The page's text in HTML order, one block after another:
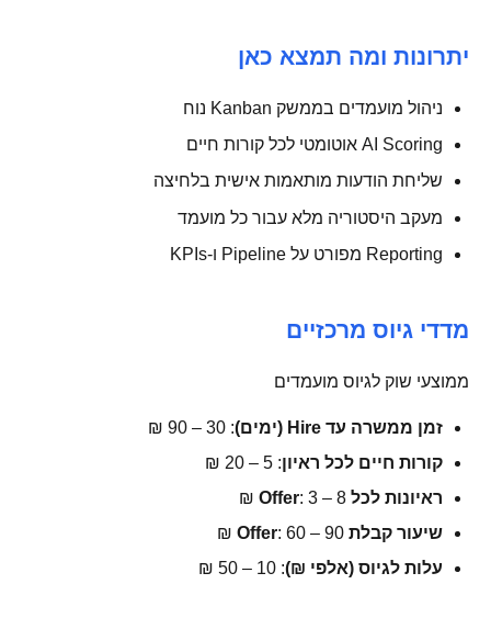
יתרונות ומה תמצא כאן
ניהול מועמדים בממשק Kanban נוח
AI Scoring אוטומטי לכל קורות חיים
שליחת הודעות מותאמות אישית בלחיצה
מעקב היסטוריה מלא עבור כל מועמד
Reporting מפורט על Pipeline ו-KPIs
מדדי גיוס מרכזיים
ממוצעי שוק לגיוס מועמדים
זמן ממשרה עד Hire (ימים)
: 30 – 90 ₪
קורות חיים לכל ראיון: 5 – 20 ₪
ראיונות לכל Offer : 3 – 8 ₪
שיעור קבלת Offer : 60 – 90 ₪
עלות לגיוס (אלפי ₪): 10 – 50 ₪